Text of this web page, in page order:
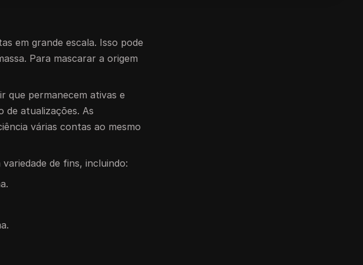
em grande escala. Isso pode
Para mascarar a origem
que permanecem ativas e
de atualizações. As
várias contas ao mesmo
de fins, incluindo: